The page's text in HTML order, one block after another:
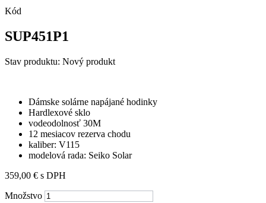
Kód
SUP451P1
Stav produktu: Nový produkt
Dámske solárne napájané hodinky
Hardlexové sklo
vodeodolnosť 30M
12 mesiacov rezerva chodu
kaliber: V115
modelová rada: Seiko Solar
359,00 € s DPH
Množstvo